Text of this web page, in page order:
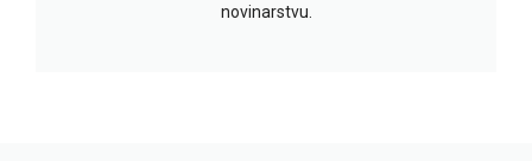
novinarstvu.